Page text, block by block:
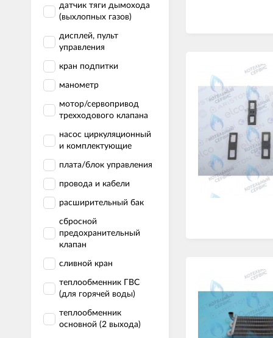
датчик тяги дымохода
(выхлопных газов)
дисплей, пульт
управления
кран подпитки
манометр
мотор/сервопривод
трехходового клапана
насос циркуляционный
и комплектующие
плата/блок управления
провода и кабели
расширительный бак
сбросной
предохранительный
клапан
сливной кран
теплообменник ГВС
(для горячей воды)
теплообменник
основной (2 выхода)